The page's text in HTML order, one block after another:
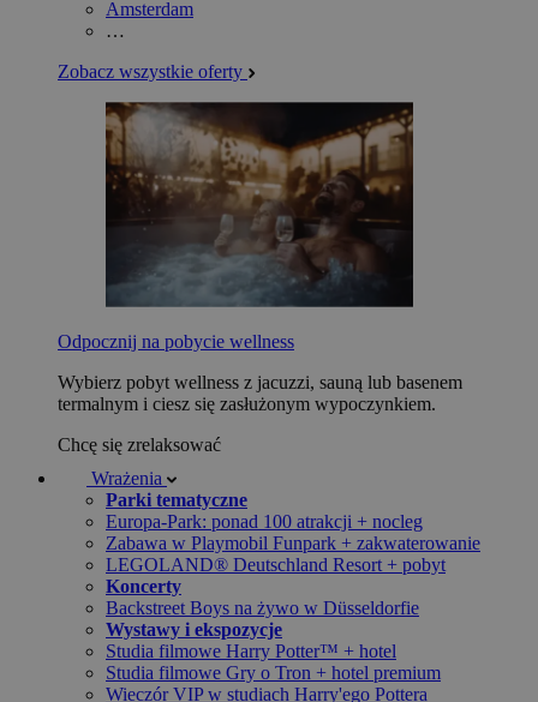
Amsterdam
…
Zobacz wszystkie oferty
Odpocznij na pobycie wellness
Wybierz pobyt wellness z jacuzzi, sauną lub basenem
termalnym i ciesz się zasłużonym wypoczynkiem.
Chcę się zrelaksować
Wrażenia
Parki tematyczne
Europa-Park: ponad 100 atrakcji + nocleg
Zabawa w Playmobil Funpark + zakwaterowanie
LEGOLAND® Deutschland Resort + pobyt
Koncerty
Backstreet Boys na żywo w Düsseldorfie
Wystawy i ekspozycje
Studia filmowe Harry Potter™ + hotel
Studia filmowe Gry o Tron + hotel premium
Wieczór VIP w studiach Harry'ego Pottera